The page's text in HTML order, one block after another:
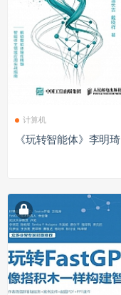
计算机
《玩转智能体》李明琦